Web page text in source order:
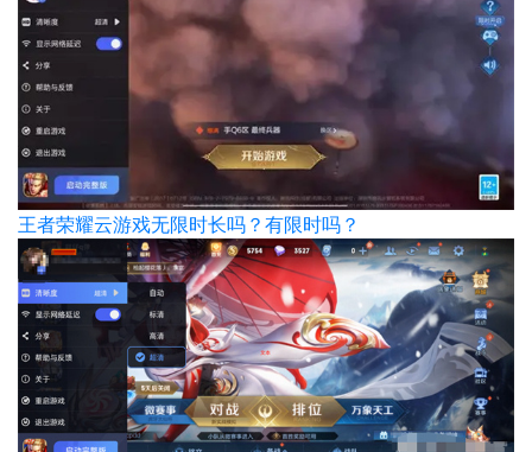
王者荣耀云游戏无限时长吗？有限时吗？